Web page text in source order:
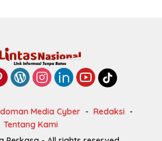
Media Cyber
Redaksi
Tentang Kami